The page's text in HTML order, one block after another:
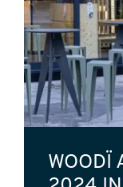
WOODÏ